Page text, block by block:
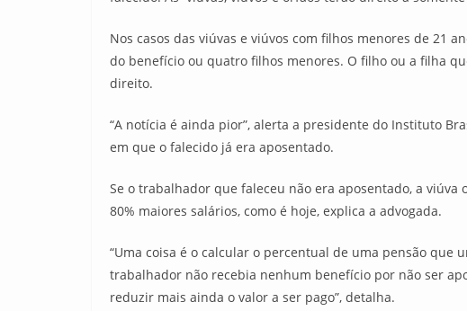
Nos casos das viúvas e viúvos com filhos menores de 21
do benefício ou quatro filhos menores. O filho ou a filha
direito.
“A notícia é ainda pior”, alerta a presidente do Instituto
em que o falecido já era aposentado.
Se o trabalhador que faleceu não era aposentado, a
80% maiores salários, como é hoje, explica a advogada.
“Uma coisa é o calcular o percentual de uma pensão
trabalhador não recebia nenhum benefício por não ser
reduzir mais ainda o valor a ser pago”, detalha.